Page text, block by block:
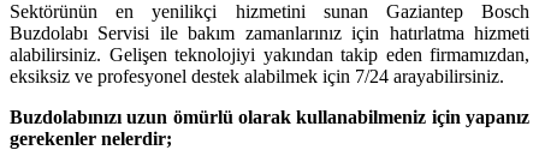
Sektörünün en yenilikçi hizmetini sunan Gaziantep Bosch
Buzdolabı Servisi ile bakım zamanlarınız için hatırlatma hizmeti
alabilirsiniz. Gelişen teknolojiyi yakından takip eden firmamızdan,
eksiksiz ve profesyonel destek alabilmek için 7/24 arayabilirsiniz.
Buzdolabınızı uzun ömürlü olarak kullanabilmeniz için yapanız
gerekenler nelerdir;